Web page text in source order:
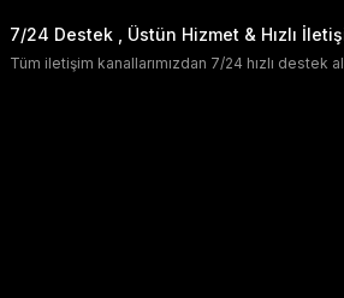
7/24 Destek , Üstün Hizmet & Hızlı
Tüm iletişim kanallarımızdan 7/24 hızlı destek